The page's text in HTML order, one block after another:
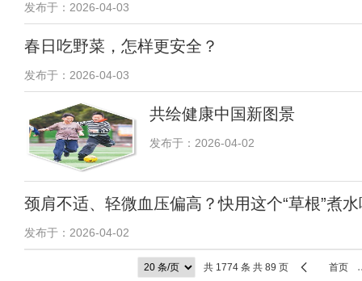
发布于：2026-04-03
春日吃野菜，怎样更安全？
发布于：2026-04-03
共绘健康中国新图景
发布于：2026-04-02
颈肩不适、轻微血压偏高？快用这个“草根”煮
发布于：2026-04-02
共 1774 条 共 89 页 首页